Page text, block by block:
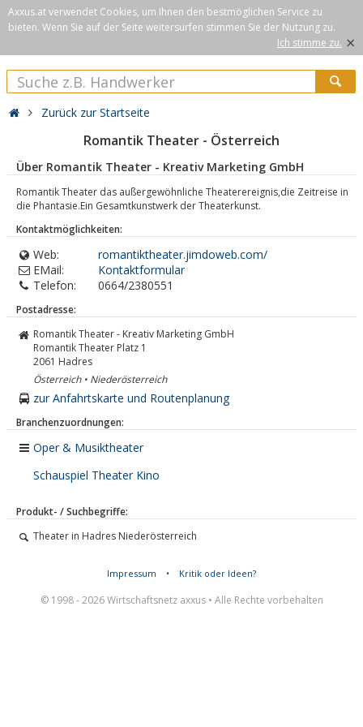
Axxus.at verwendet Cookies, um Ihnen den bestmöglichen Service zu
bieten. Wenn Sie auf der Seite weitersurfen stimmen Sie der Nutzung zu.
Ich stimme zu. ×
Zurück zur Startseite
Romantik Theater - Österreich
Über Romantik Theater - Kreativ Marketing GmbH
Romantik Theater das außergewöhnliche Theaterereignis,die Zeitreise in
die Phantasie.Ein Gesamtkunstwerk der Theaterkunst.
Kontaktmöglichkeiten:
Web:
romantiktheater.jimdoweb.com/
EMail:
Kontaktformular
Telefon:
0664/2380551
Postadresse:
Romantik Theater - Kreativ Marketing GmbH
Romantik Theater Platz 1
2061 Hadres
Österreich • Niederösterreich
zur Anfahrtskarte und Routenplanung
Branchenzuordnungen:
Oper & Musiktheater
Schauspiel Theater Kino
Produkt- / Suchbegriffe:
Theater in Hadres Niederösterreich
Impressum • Kritik oder Ideen?
© 1998 - 2026 Wirtschaftsnetz axxus • Alle Rechte vorbehalten